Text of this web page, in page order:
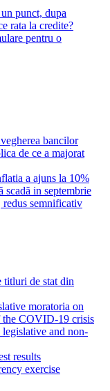
punct, dupa
rata la credite?
pentru o
bancilor
de ce a majorat
a ajuns la 10%
scadă in septembrie
redus semnificativ
titluri de stat din
moratoria on
the COVID-19 crisis
and non-
results
exercise